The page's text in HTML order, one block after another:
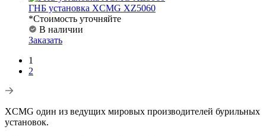
ГНБ установка XCMG XZ5060
*Стоимость уточняйте
В наличии
Заказать
1
2
XCMG один из ведущих мировых производителей бурильных
установок.